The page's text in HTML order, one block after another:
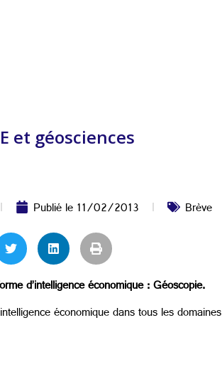
et géosciences
Publié le11/02/2013 Brève
d’intelligence économique : Géoscopie.
économique dans tous les